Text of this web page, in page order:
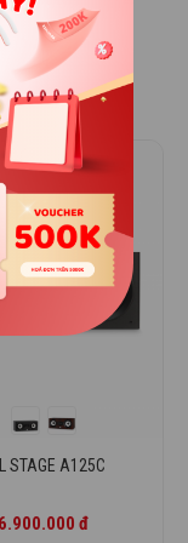
Họng kèn
bằng nhôm
học của loa.
chính
tweeter, trong
vẫn đảm bảo cả
STAGE A125C
6.900.000 đ